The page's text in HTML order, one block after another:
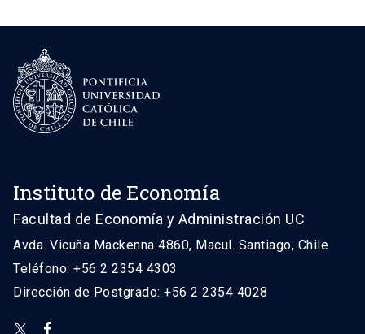
Instituto de Economía
Facultad de Economía y Administración UC
Avda. Vicuña Mackenna 4860, Macul. Santiago, Chile
Teléfono: +56 2 2354 4303
Dirección de Postgrado: +56 2 2354 4028